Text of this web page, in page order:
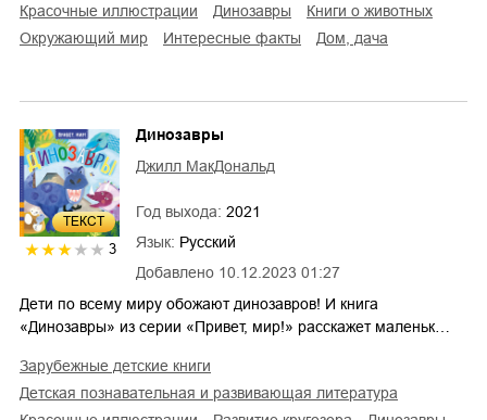
красочные иллюстрации
динозавры
книги о животных
окружающий мир
интересные факты дом, дача
ТЕКСТ
3
Добавлено 10.12.2023 01:27
Динозавры
Джилл МакДональд
Год выхода: 2021
Язык: Русский
Дети по всему миру обожают динозавров! И книга
«Динозавры» из серии «Привет, мир!» расскажет маленьк…
зарубежные детские книги
детская познавательная и развивающая литература